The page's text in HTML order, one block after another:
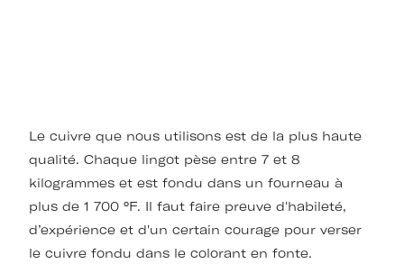
Le cuivre que nous utilisons est de la plus haute
qualité. Chaque lingot pèse entre 7 et 8
kilogrammes et est fondu dans un fourneau à
plus de 1 700 °F. Il faut faire preuve d'habileté,
d’expérience et d'un certain courage pour verser
le cuivre fondu dans le colorant en fonte.